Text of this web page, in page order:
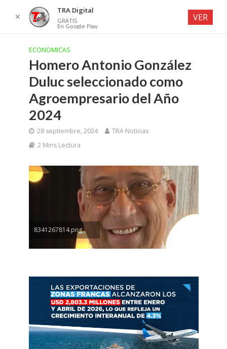
ECONOMICAS
Homero Antonio González
Duluc seleccionado como
Agroempresario del Año
2024
28 septiembre, 2024
TRA Noticias
2 Mins Lectura
8341267814.png
✕
TRA Digital
GRATIS
En Google Play
VER